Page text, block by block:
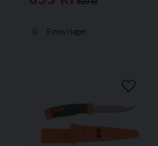
Finns i lager